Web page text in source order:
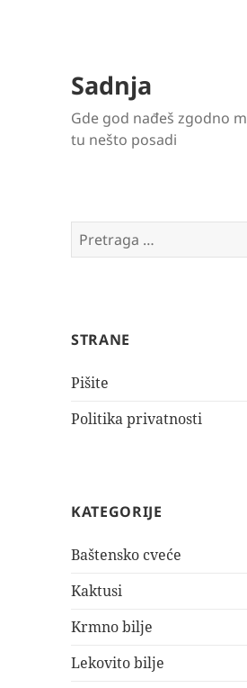
Sadnja
Gde god nađeš zgodno
tu nešto posadi
Pretraga
za:
STRANE
Pišite
Politika privatnosti
KATEGORIJE
Baštensko cveće
Kaktusi
Krmno bilje
Lekovito bilje